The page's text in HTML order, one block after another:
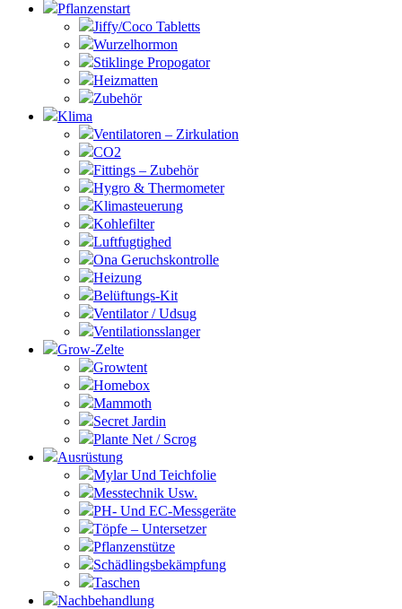
Pflanzenstart
Jiffy/Coco Tabletts
Wurzelhormon
Stiklinge Propogator
Heizmatten
Zubehör
Klima
Ventilatoren – Zirkulation
CO2
Fittings – Zubehör
Hygro & Thermometer
Klimasteuerung
Kohlefilter
Luftfugtighed
Ona Geruchskontrolle
Heizung
Belüftungs-Kit
Ventilator / Udsug
Ventilationsslanger
Grow-Zelte
Growtent
Homebox
Mammoth
Secret Jardin
Plante Net / Scrog
Ausrüstung
Mylar Und Teichfolie
Messtechnik Usw.
PH- Und EC-Messgeräte
Töpfe – Untersetzer
Pflanzenstütze
Schädlingsbekämpfung
Taschen
Nachbehandlung